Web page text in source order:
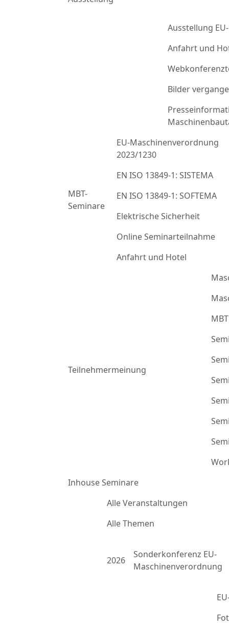
Ausstellung
Anfahrt und
Bilder
MBT-
Seminare
EU-Maschinenverordnung
2023/1230
EN ISO 13849-1: SISTEMA
EN ISO 13849-1: SOFTEMA
Elektrische Sicherheit
Online Seminarteilnahme
Anfahrt und Hotel
Teilnehmermeinung
Inhouse Seminare
Alle Veranstaltungen
Alle Themen
2026
Sonderkonferenz EU-
Maschinenverordnung